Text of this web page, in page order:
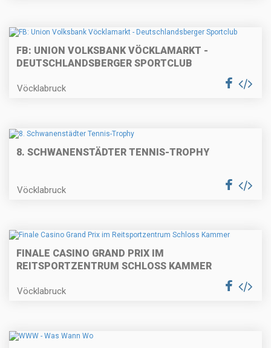
FB: UNION VOLKSBANK VÖCKLAMARKT -
DEUTSCHLANDSBERGER SPORTCLUB
Vöcklabruck
8. SCHWANENSTÄDTER TENNIS-TROPHY
Vöcklabruck
FINALE CASINO GRAND PRIX IM
REITSPORTZENTRUM SCHLOSS KAMMER
Vöcklabruck